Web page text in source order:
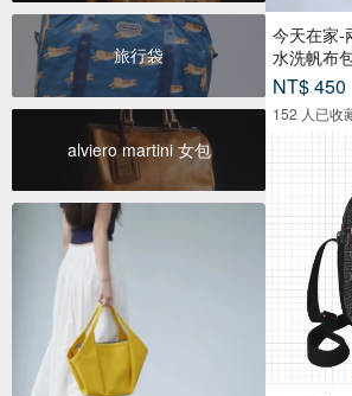
旅行袋
alviero martini 女包
今天在家-
水洗帆布
NT$ 450
152 人已收